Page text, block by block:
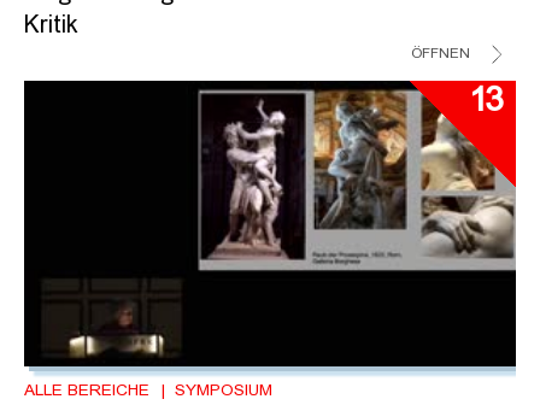
Kritik
ÖFFNEN
13
ALLE BEREICHE SYMPOSIUM